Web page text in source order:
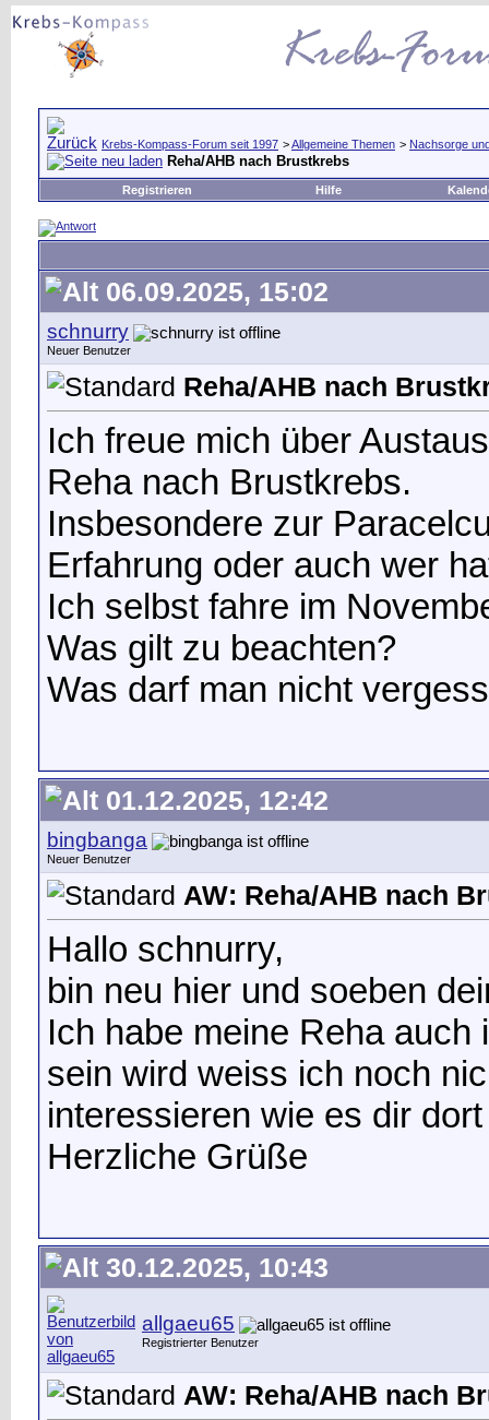
Krebs-Kompass-Forum seit 1997 >Allgemeine Themen > Nachsorge
Reha/AHB nach Brustkrebs
Registrieren Hilfe
06.09.2025, 15:02
schnurry
Neuer Benutzer
Reha/AHB nach
Ich freue mich über
Reha nach Brustkrebs.
Insbesondere zur
Erfahrung oder auch wer
Ich selbst fahre im
Was gilt zu beachten?
Was darf man nicht
01.12.2025, 12:42
bingbanga
Neuer Benutzer
AW: Reha/AHB nach
Hallo schnurry,
bin neu hier und soeben
Ich habe meine Reha
sein wird weiss ich noch
interessieren wie es dir
Herzliche Grüße
30.12.2025, 10:43
allgaeu65
Registrierter Benutzer
AW: Reha/AHB nach